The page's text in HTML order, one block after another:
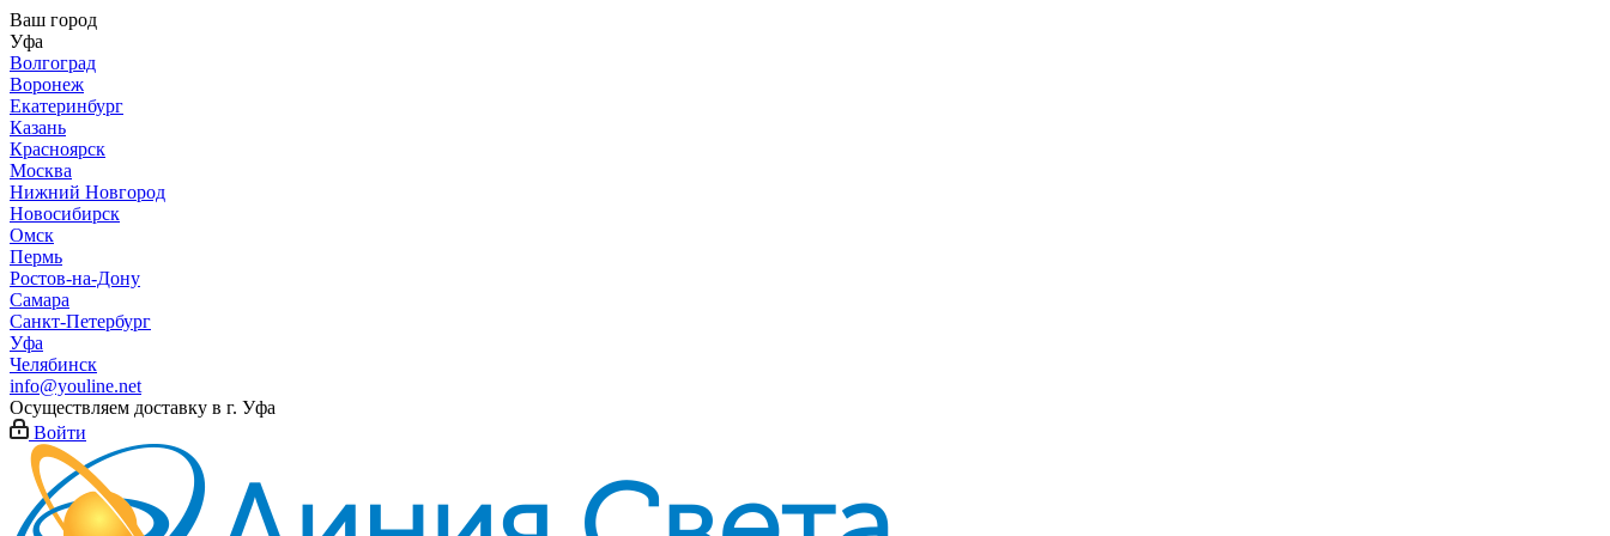
Ваш город
Уфа
Волгоград
Воронеж
Екатеринбург
Казань
Красноярск
Москва
Нижний Новгород
Новосибирск
Омск
Пермь
Ростов-на-Дону
Самара
Санкт-Петербург
Уфа
Челябинск
info@youline.net
Осуществляем доставку в г. Уфа
Войти